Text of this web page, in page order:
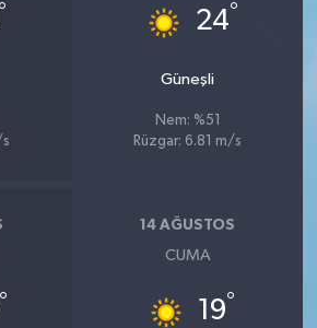
°
s
24°
Güneşli
Nem: %51
Rüzgar: 6.81 m/s
°
14 AĞUSTOS
CUMA
19°